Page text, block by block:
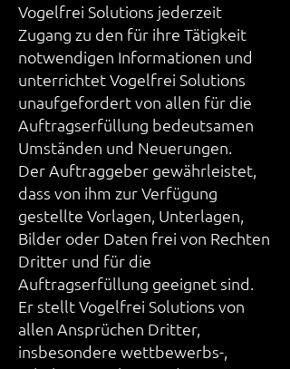
Vogelfrei Solutions jederzeit
Zugang zu den für ihre Tätigkeit
notwendigen Informationen und
unterrichtet Vogelfrei Solutions
unaufgefordert von allen für die
Auftragserfüllung bedeutsamen
Umständen und Neuerungen.
Der Auftraggeber gewährleistet,
dass von ihm zur Verfügung
gestellte Vorlagen, Unterlagen,
Bilder oder Daten frei von Rechten
Dritter und für die
Auftragserfüllung geeignet sind.
Er stellt Vogelfrei Solutions von
allen Ansprüchen Dritter,
insbesondere wettbewerbs-,